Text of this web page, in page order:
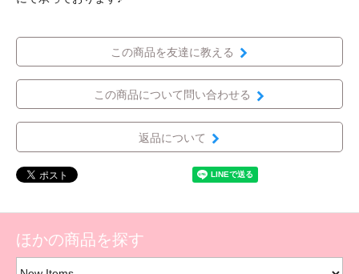
この商品を友達に教える
この商品について問い合わせる
返品について
ほかの商品を探す